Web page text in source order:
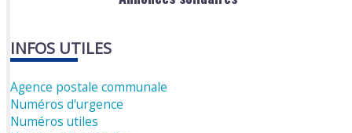
INFOS UTILES
Agence postale communale
Numéros d'urgence
Numéros utiles